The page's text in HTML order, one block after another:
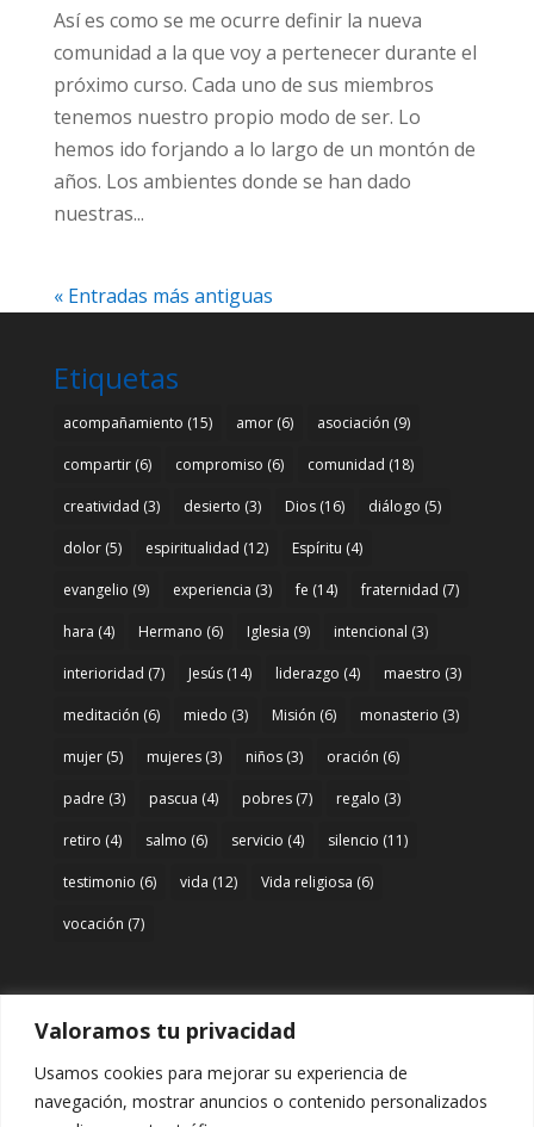
Valoramos tu privacidad
Usamos cookies para mejorar su experiencia de
navegación, mostrar anuncios o contenido personalizados
Así es como se me ocurre definir la nueva
comunidad a la que voy a pertenecer durante el
próximo curso. Cada uno de sus miembros
tenemos nuestro propio modo de ser. Lo
hemos ido forjando a lo largo de un montón de
años. Los ambientes donde se han dado
nuestras...
« Entradas más antiguas
Etiquetas
acompañamiento (15) amor(6) asociación (9)
compartir(6) compromiso (6) comunidad (18)
creatividad (3) desierto (3) Dios(16) diálogo (5)
dolor(5) espiritualidad (12) Espíritu (4)
evangelio (9) experiencia (3) fe (14) fraternidad (7)
hara (4) Hermano (6) Iglesia (9) intencional (3)
interioridad (7) Jesús(14) liderazgo (4) maestro (3)
meditación (6) miedo (3) Misión (6) monasterio (3)
mujer(5) mujeres(3) niños(3) oración (6)
padre (3) pascua (4) pobres(7) regalo (3)
retiro (4) salmo (6) servicio (4) silencio (11)
testimonio (6) vida (12) Vida religiosa (6)
vocación (7)
Acceso
Entrar